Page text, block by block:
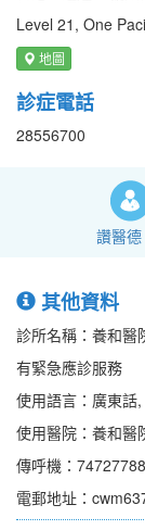
Level 21, One
地圖
診症電話
28556700
讚醫德
其他資料
診所名稱：養和醫
有緊急應診服務
使用語言：廣東話
使用醫院：養和醫
傳呼機：74727788
電郵地址：